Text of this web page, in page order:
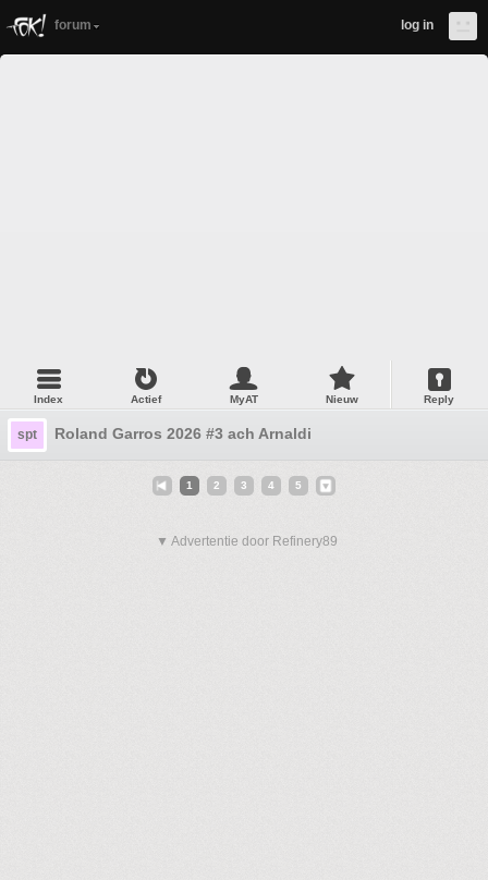
forum log in
Index Actief MyAT Nieuw Reply
spt Roland Garros 2026 #3 ach Arnaldi
1 2 3 4 5
▼ Advertentie door Refinery89